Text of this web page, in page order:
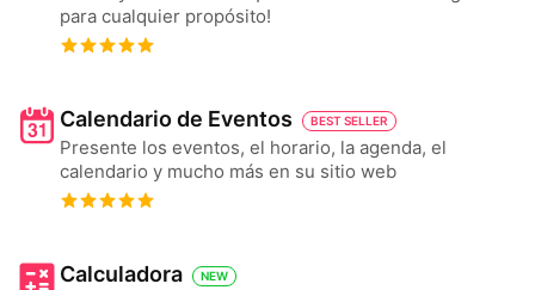
para cualquier propósito!
Calendario de Eventos BEST SELLER
Presente los eventos, el horario, la agenda, el
calendario y mucho más en su sitio web
Calculadora NEW